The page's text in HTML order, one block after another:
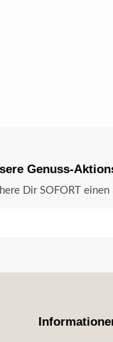
Genuss-
Dir SOFORT